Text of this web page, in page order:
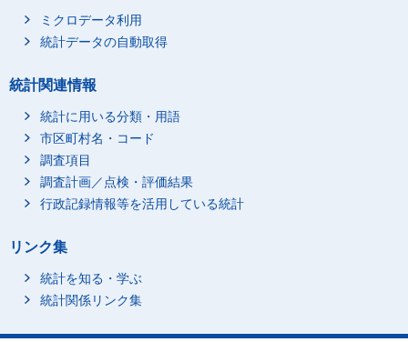
ミクロデータ利用
統計データの自動取得
統計関連情報
統計に用いる分類・用語
市区町村名・コード
調査項目
調査計画／点検・評価結果
行政記録情報等を活用している統計
リンク集
統計を知る・学ぶ
統計関係リンク集